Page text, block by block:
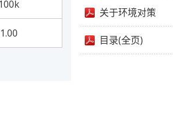
100k
1.00
关于环境对策
目录(全页)